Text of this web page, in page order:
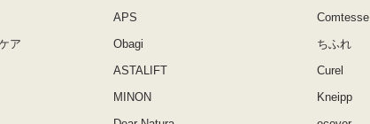
ア
APS
Comtesse
Obagi
ちふれ
ASTALIFT
Curel
MINON
Kneipp